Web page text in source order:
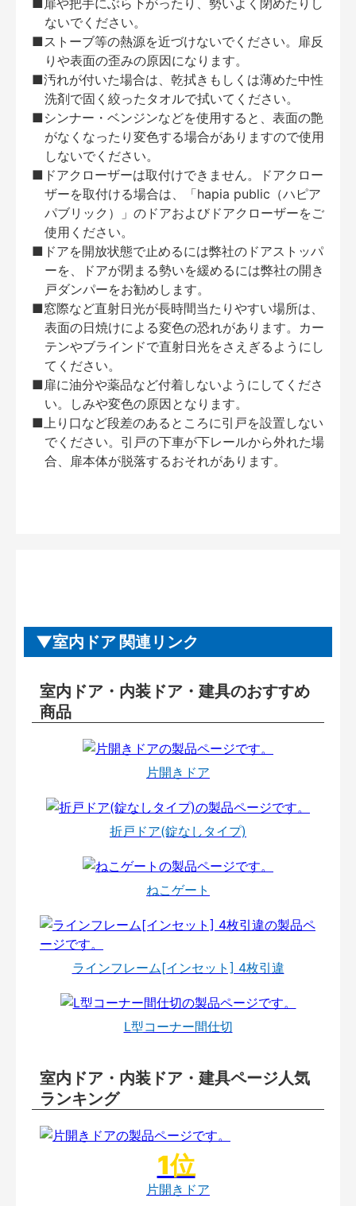
■扉や把手にぶら下がったり、勢いよく閉めたりし
ないでください。
■ストーブ等の熱源を近づけないでください。扉反
りや表面の歪みの原因になります。
■汚れが付いた場合は、乾拭きもしくは薄めた中性
洗剤で固く絞ったタオルで拭いてください。
■シンナー・ベンジンなどを使用すると、表面の艶
がなくなったり変色する場合がありますので使用
しないでください。
■ドアクローザーは取付けできません。ドアクロー
ザーを取付ける場合は、「hapia public（ハピア
パブリック）」のドアおよびドアクローザーをご
使用ください。
■ドアを開放状態で止めるには弊社のドアストッパ
ーを、ドアが閉まる勢いを緩めるには弊社の開き
戸ダンパーをお勧めします。
■窓際など直射日光が長時間当たりやすい場所は、
表面の日焼けによる変色の恐れがあります。カー
テンやブラインドで直射日光をさえぎるようにし
てください。
■扉に油分や薬品など付着しないようにしてくださ
い。しみや変色の原因となります。
■上り口など段差のあるところに引戸を設置しない
でください。引戸の下車が下レールから外れた場
合、扉本体が脱落するおそれがあります。
室内ドア 関連リンク
室内ドア・内装ドア・建具のおすすめ
商品
片開きドア
折戸ドア(錠なしタイプ)
ねこゲート
ラインフレーム[インセット] 4枚引違
L型コーナー間仕切
室内ドア・内装ドア・建具ページ人気
ランキング
片開きドア